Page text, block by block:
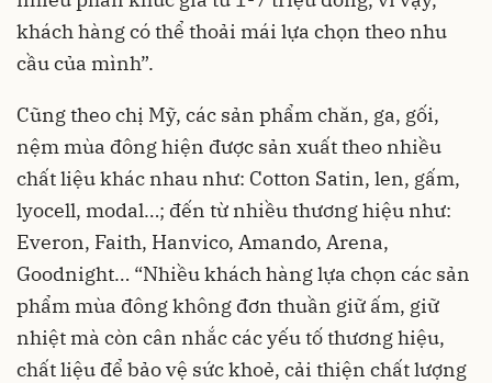
khách hàng có thể thoải mái lựa chọn theo nhu
cầu của mình”.
Cũng theo chị Mỹ, các sản phẩm chăn, ga, gối,
nệm mùa đông hiện được sản xuất theo nhiều
chất liệu khác nhau như: Cotton Satin, len, gấm,
lyocell, modal…; đến từ nhiều thương hiệu như:
Everon, Faith, Hanvico, Amando, Arena,
Goodnight… “Nhiều khách hàng lựa chọn các sản
phẩm mùa đông không đơn thuần giữ ấm, giữ
nhiệt mà còn cân nhắc các yếu tố thương hiệu,
chất liệu để bảo vệ sức khoẻ, cải thiện chất lượng